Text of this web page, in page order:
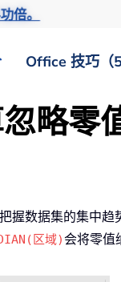
倍。
Office 技巧（
略零
数据集的集中趋
区域) 会将零值